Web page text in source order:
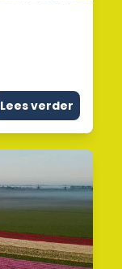
Lees verder